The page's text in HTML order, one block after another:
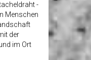
-
Menschen
der
im Ort